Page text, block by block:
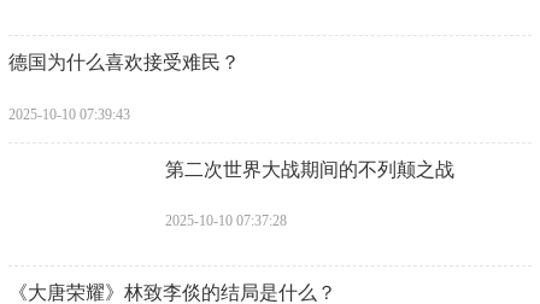
​德国为什么喜欢接受难民？
2025-10-10 07:39:43
​第二次世界大战期间的不列颠之战
2025-10-10 07:37:28
​《大唐荣耀》林致李倓的结局是什么？